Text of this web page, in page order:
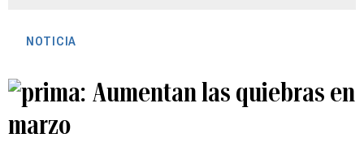
NOTICIA
Aumentan las quiebras en
marzo